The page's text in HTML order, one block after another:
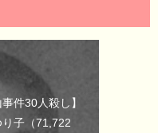
件30人殺し】
り子 （71,722